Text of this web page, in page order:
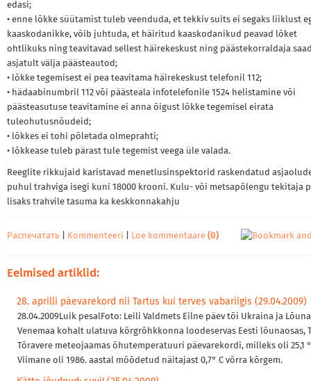
edasi;
• enne lõkke süütamist tuleb veenduda, et tekkiv suits ei segaks liiklust
kaaskodanikke, võib juhtuda, et häiritud kaaskodanikud peavad lõket
ohtlikuks ning teavitavad sellest häirekeskust ning päästekorraldaja
asjatult välja päästeautod;
• lõkke tegemisest ei pea teavitama häirekeskust telefonil 112;
• hädaabinumbril 112 või päästeala infotelefonile 1524 helistamine või
päästeasutuse teavitamine ei anna õigust lõkke tegemisel eirata
tuleohutusnõudeid;
• lõkkes ei tohi põletada olmeprahti;
• lõkkease tuleb pärast tule tegemist veega üle valada.
Reeglite rikkujaid karistavad menetlusinspektorid raskendatud
puhul trahviga isegi kuni 18000 krooni. Kulu- või metsapõlengu tekitaja
lisaks trahvile tasuma ka keskkonnakahju
Распечатать Kommenteeri Loe kommentaare (0)
Eelmised artiklid:
28. aprilli päevarekord nii Tartus kui terves vabariigis (29.04.2009)
28.04.2009Luik pesalFoto: Leili Valdmets Eilne päev tõi Ukraina ja
Venemaa kohalt ulatuva kõrgrõhkkonna loodeservas Eesti lõunaosas,
Tõravere meteojaamas õhutemperatuuri päevarekordi, milleks oli 25,1
Viimane oli 1986. aastal mõõdetud näitajast 0,7° C võrra kõrgem.